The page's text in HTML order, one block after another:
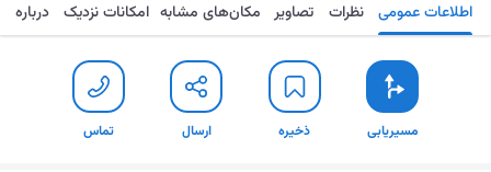
مسیریابی ذخیره ارسال تماس اطلاعات عمومی نظرات تصاویر مکان‌های مشابه امکانات نزدیک درباره
مسیریابی ذخیره ارسال تماس